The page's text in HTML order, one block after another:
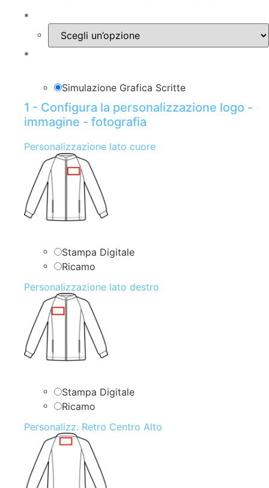
*
*
Simulazione Grafica Scritte
1 - Configura la personalizzazione logo -
immagine - fotografia
Personalizzazione lato cuore
Stampa Digitale
Ricamo
Personalizzazione lato destro
Stampa Digitale
Ricamo
Personalizz. Retro Centro Alto